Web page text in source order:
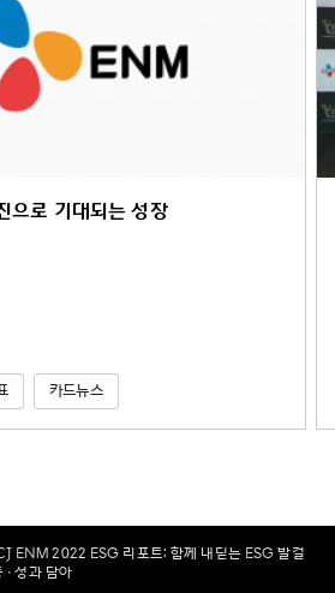
으로 기대되는 성장
카드뉴스
ENM 2022 ESG 리포트: 함께 내딛는 ESG 발걸
·성과 담아